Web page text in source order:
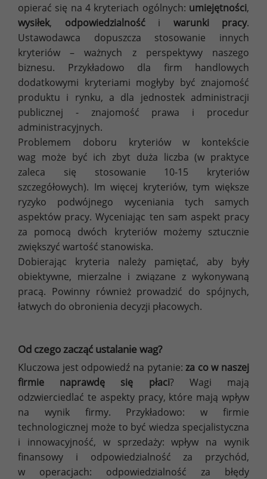
opierać się na 4 kryteriach ogólnych: umiejętności,
wysiłek, odpowiedzialnośći warunki pracy.
Ustawodawca dopuszcza stosowanie innych
kryteriów – ważnych z perspektywy naszego
biznesu. Przykładowo dla firm handlowych
dodatkowymi kryteriami mogłyby być znajomość
produktu i rynku, a dla jednostek administracji
publicznej - znajomość prawa i procedur
administracyjnych.
Problemem doboru kryteriów w kontekście
wag może być ich zbyt duża liczba (w praktyce
zaleca się stosowanie 10-15 kryteriów
szczegółowych). Im więcej kryteriów, tym większe
ryzyko podwójnego wyceniania tych samych
aspektów pracy. Wyceniając ten sam aspekt pracy
za pomocą dwóch kryteriów możemy sztucznie
zwiększyć wartość stanowiska.
Dobierając kryteria należy pamiętać, aby były
obiektywne, mierzalne i związane z wykonywaną
pracą. Powinny również prowadzić do spójnych,
łatwych do obronienia decyzji płacowych.
Od czego zacząć ustalanie wag?
Kluczowa jest odpowiedź na pytanie:za co w naszej
firmie naprawdę się płaci? Wagi mają
odzwierciedlać te aspekty pracy, które mają wpływ
na wynik firmy. Przykładowo: w firmie
technologicznej może to być wiedza specjalistyczna
i innowacyjność, w sprzedaży: wpływ na wynik
finansowy i odpowiedzialność za przychód,
w operacjach: odpowiedzialność za błędy